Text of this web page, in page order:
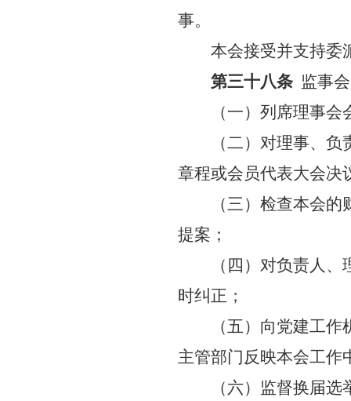
事。
本会接受并支持委
第三十八条 监事
（一）列席理事
（二）对理事、
章程或会员代表大会决
（三）检查本会
提案；
（四）对负责人
时纠正；
（五）向党建工
主管部门反映本会工作
（六）监督换届